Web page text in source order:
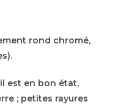
rond chromé,
est en bon état,
; petites rayures